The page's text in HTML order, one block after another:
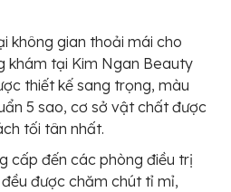
không gian thoải mái cho
khám tại Kim Ngan Beauty
thiết kế sang trọng, màu
5 sao, cơ sở vật chất được
tối tân nhất.
cấp đến các phòng điều trị
được chăm chút tỉ mỉ,